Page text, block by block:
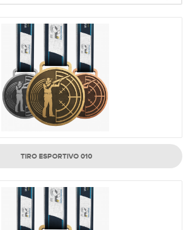
TIRO ESPORTIVO 010